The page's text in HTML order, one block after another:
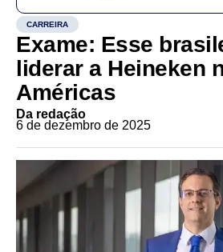
CARREIRA
Exame: Esse
liderar a Heineken
Américas
Da redação
6 de dezembro de 2025